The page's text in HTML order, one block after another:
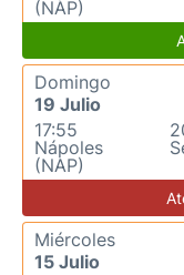
(NAP)
Domingo
19 Julio
17:55
Nápoles
(NAP)
Miércoles
15 Julio